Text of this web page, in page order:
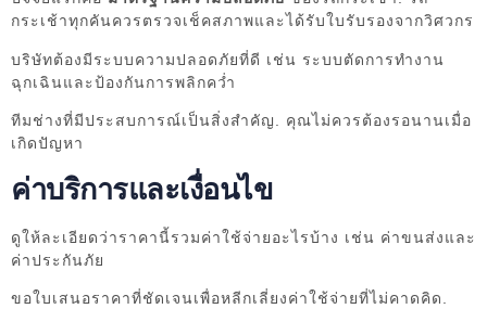
กระเช้าทุกคันควรตรวจเช็คสภาพและได้รับใบรับรองจากวิศวกร
บริษัทต้องมีระบบความปลอดภัยที่ดี เช่น ระบบตัดการทำงาน
ฉุกเฉินและป้องกันการพลิกคว่ำ
ทีมช่างที่มีประสบการณ์เป็นสิ่งสำคัญ. คุณไม่ควรต้องรอนานเมื่อ
เกิดปัญหา
ค่าบริการและเงื่อนไข
ดูให้ละเอียดว่าราคานี้รวมค่าใช้จ่ายอะไรบ้าง เช่น ค่าขนส่งและ
ค่าประกันภัย
ขอใบเสนอราคาที่ชัดเจนเพื่อหลีกเลี่ยงค่าใช้จ่ายที่ไม่คาดคิด.